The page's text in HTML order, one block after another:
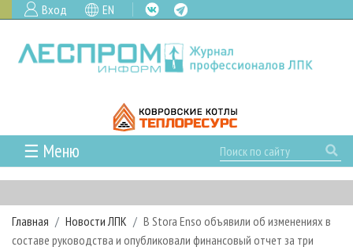
Вход EN
☰ Меню
ГЛАВНАЯ
РУБРИКИ И ТЕМЫ
РУБРИКИ ЖУРНАЛА
НОВОСТИ
Главная Новости ЛПК
В Stora Enso объявили об изменениях в
составе руководства и опубликовали финансовый отчет за три